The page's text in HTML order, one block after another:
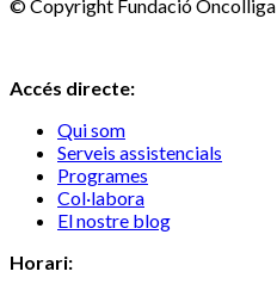
© Copyright Fundació Oncolliga
Accés directe:
Qui som
Serveis assistencials
Programes
Col·labora
El nostre blog
Horari: